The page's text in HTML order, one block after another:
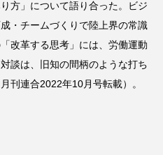
方」について語り合った。ビジ
・チームづくりで陸上界の常識
改革する思考」には、労働運動
談は、旧知の間柄のような打ち
刊連合2022年10月号転載）。